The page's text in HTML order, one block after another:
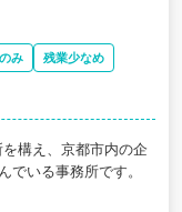
み
残業少なめ
構え、京都市内の企
いる事務所です。